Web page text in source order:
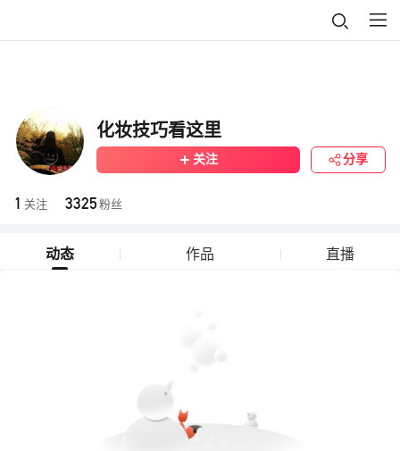
化妆技巧看这里
关注 分享
1 关注 3325 粉丝
动态 作品 直播